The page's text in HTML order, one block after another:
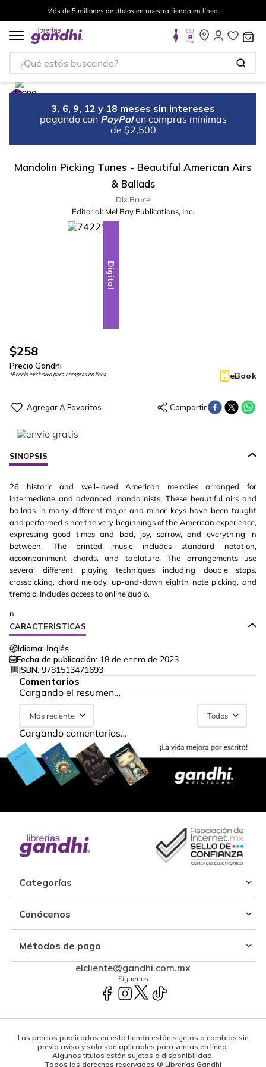
Más de 5 millones de títulos en nuestra tienda en línea.
¿Qué estás buscando?
3, 6, 9, 12 y 18 meses sin intereses
pagando con PayPal en compras mínimas
de $2,500
Mandolin Picking Tunes - Beautiful American Airs
& Ballads
Dix Bruce
Editorial: Mel Bay Publications, Inc.
Digital
$258
Precio Gandhi
*Precio exclusivo para compras en línea. eBook
SINOPSIS
26 historic and well-loved American melodies arranged for
intermediate and advanced mandolinists. These beautiful airs and
ballads in many different major and minor keys have been taught
and performed since the very beginnings of the American experience,
expressing good times and bad, joy, sorrow, and everything in
between. The printed music includes standard notation,
accompaniment chords, and tablature. The arrangements use
several different playing techniques including double stops,
crosspicking, chord melody, up-and-down eighth note picking, and
tremolo. Includes access to online audio.
n
CARACTERÍSTICAS
Idioma: Inglés
Fecha de publicación: 18 de enero de 2023
ISBN: 9781513471693
Comentarios
Cargando el resumen…
Más reciente Todos
Cargando comentarios…
Categorías
Conócenos
Métodos de pago
elcliente@gandhi.com.mx
Síguenos
Los precios publicados en esta tienda están sujetos a cambios sin
previo aviso y solo son aplicables para ventas en línea.
Algunos títulos están sujetos a disponibilidad.
Todos los derechos reservados ® Librerías Gandhi